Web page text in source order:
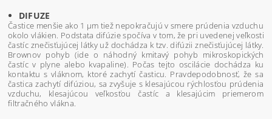
DIFUZE
Častice menšie ako 1 μm tiež nepokračujú v smere prúdenia vzduchu
okolo vlákien. Podstata difúzie spočíva v tom, že pri uvedenej veľkosti
častíc znečisťujúcej látky už dochádza k tzv. difúzii znečisťujúcej látky.
Brownov pohyb (ide o náhodný kmitavý pohyb mikroskopických
častíc v plyne alebo kvapaline). Počas tejto oscilácie dochádza ku
kontaktu s vláknom, ktoré zachytí časticu. Pravdepodobnosť, že sa
častica zachytí difúziou, sa zvyšuje s klesajúcou rýchlosťou prúdenia
vzduchu, klesajúcou veľkosťou častíc a klesajúcim priemerom
filtračného vlákna.